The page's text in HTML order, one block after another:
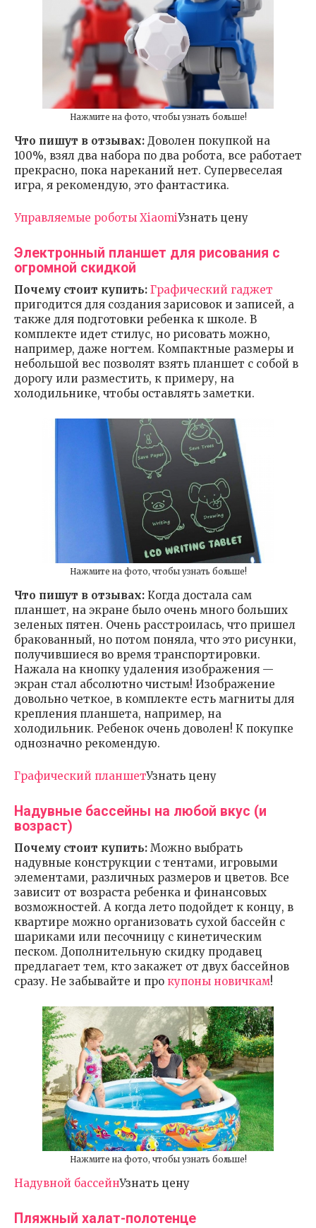
Нажмите на фото, чтобы узнать больше!
Что пишут в отзывах: Доволен покупкой на
100%, взял два набора по два робота, все работает
прекрасно, пока нареканий нет. Супервеселая
игра, я рекомендую, это фантастика.
Управляемые роботы XiaomiУзнать цену
Электронный планшет для рисования с
огромной скидкой
Почему стоит купить: Графический гаджет
пригодится для создания зарисовок и записей, а
также для подготовки ребенка к школе. В
комплекте идет стилус, но рисовать можно,
например, даже ногтем. Компактные размеры и
небольшой вес позволят взять планшет с собой в
дорогу или разместить, к примеру, на
холодильнике, чтобы оставлять заметки.
Нажмите на фото, чтобы узнать больше!
Что пишут в отзывах: Когда достала сам
планшет, на экране было очень много больших
зеленых пятен. Очень расстроилась, что пришел
бракованный, но потом поняла, что это рисунки,
получившиеся во время транспортировки.
Нажала на кнопку удаления изображения —
экран стал абсолютно чистым! Изображение
довольно четкое, в комплекте есть магниты для
крепления планшета, например, на
холодильник. Ребенок очень доволен! К покупке
однозначно рекомендую.
Графический планшетУзнать цену
Надувные бассейны на любой вкус (и
возраст)
Почему стоит купить: Можно выбрать
надувные конструкции с тентами, игровыми
элементами, различных размеров и цветов. Все
зависит от возраста ребенка и финансовых
возможностей. А когда лето подойдет к концу, в
квартире можно организовать сухой бассейн с
шариками или песочницу с кинетическим
песком. Дополнительную скидку продавец
предлагает тем, кто закажет от двух бассейнов
сразу. Не забывайте и про купоны новичкам!
Нажмите на фото, чтобы узнать больше!
Надувной бассейнУзнать цену
Пляжный халат-полотенце